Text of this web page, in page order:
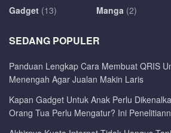
Gadget (13)
Manga (2)
SEDANG POPULER
Panduan Lengkap Cara Membuat QRIS
Menengah Agar Jualan Makin Laris
Kapan Gadget Untuk Anak Perlu
Orang Tua Perlu Mengatur? Ini